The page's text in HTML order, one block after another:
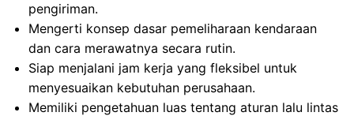
pengiriman.
Mengerti konsep dasar pemeliharaan kendaraan
dan cara merawatnya secara rutin.
Siap menjalani jam kerja yang fleksibel untuk
menyesuaikan kebutuhan perusahaan.
Memiliki pengetahuan luas tentang aturan lalu lintas